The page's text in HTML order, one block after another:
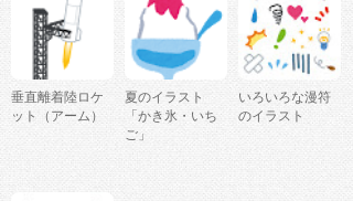
垂直離着陸ロケ
ット（アーム）
夏のイラスト
「かき氷・いち
ご」
いろいろな漫符
のイラスト